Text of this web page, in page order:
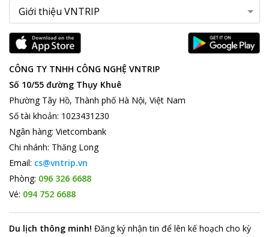
CÔNG TY TNHH CÔNG NGHỆ VNTRIP
Số 10/55 đường Thụy Khuê
Phường Tây Hồ, Thành phố Hà Nội, Việt Nam
Số tài khoản: 1023431230
Ngân hàng: Vietcombank
Chi nhánh: Thăng Long
Email: cs@vntrip.vn
Phòng: 096 326 6688
Vé: 094 752 6688
Du lịch thông minh! Đăng ký nhận tin để lên kế hoạch cho kỳ